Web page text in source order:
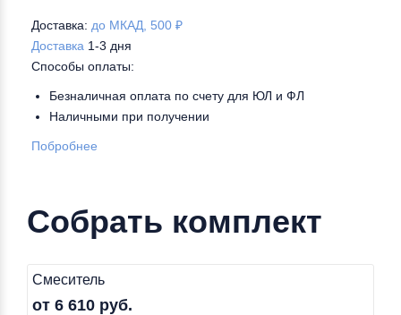
Доставка: до МКАД, 500 ₽
Доставка 1-3 дня
Способы оплаты:
Безналичная оплата по счету для ЮЛ и ФЛ
Наличными при получении
Побробнее
Собрать комплект
Смеситель
от 6 610 руб.